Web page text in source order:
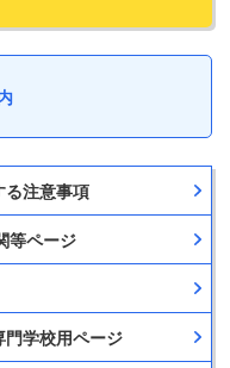
る注意事項
等ページ
門学校用ページ